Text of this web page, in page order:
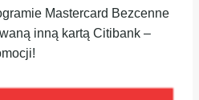
Mastercard Bezcenne
inną kartą Citibank –